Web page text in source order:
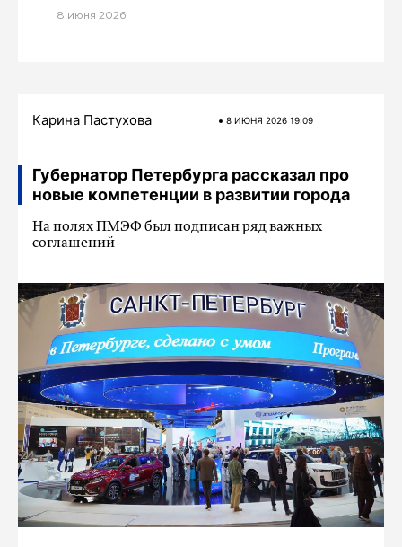
8 июня 2026
Карина Пастухова 8 ИЮНЯ 2026 19:09
Губернатор Петербурга рассказал про
новые компетенции в развитии города
На полях ПМЭФ был подписан ряд важных
соглашений